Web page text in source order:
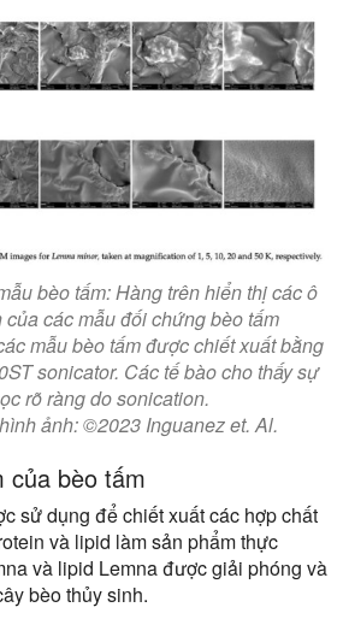
bèo tấm: Hàng trên hiển thị các ô
của các mẫu đối chứng bèo tấm
mẫu bèo tấm được chiết xuất bằng
sonicator. Các tế bào cho thấy sự
rõ ràng do sonication.
ảnh: ©2023 Inguanez et. Al.
của bèo tấm
sử dụng để chiết xuất các hợp chất
và lipid làm sản phẩm thực
và lipid Lemna được giải phóng và
bèo thủy sinh.